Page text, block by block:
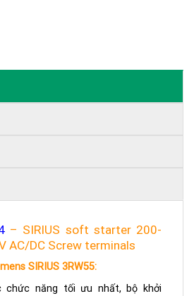
– SIRIUS soft starter 200-
AC/DC Screw terminals
SIRIUS 3RW55:
năng tối ưu nhất, bộ khởi